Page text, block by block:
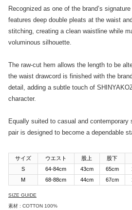
Recognized as one of the brand’s
features deep double pleats at the waist
stitching, creating a clean waistline while
voluminous silhouette.
The raw-cut hem allows the length to be
the waist drawcord is finished with the
detail, adding a subtle touch of
character.
Equally suited to casual and
pair is designed to become a dependable
サイズ ウエスト 股上 股下
S
64-84cm 43cm 65cm
M
68-88cm 44cm 67cm
SIZE GUIDE
素材 : COTTON 100%